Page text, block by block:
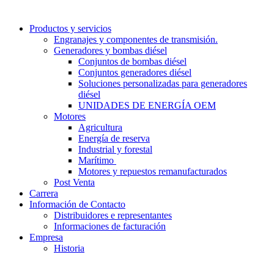
Productos y servicios
Engranajes y componentes de transmisión.
Generadores y bombas diésel
Conjuntos de bombas diésel
Conjuntos generadores diésel
Soluciones personalizadas para generadores
diésel
UNIDADES DE ENERGÍA OEM
Motores
Agricultura
Energía de reserva
Industrial y forestal
Marítimo
Motores y repuestos remanufacturados
Post Venta
Carrera
Información de Contacto
Distribuidores e representantes
Informaciones de facturación
Empresa
Historia